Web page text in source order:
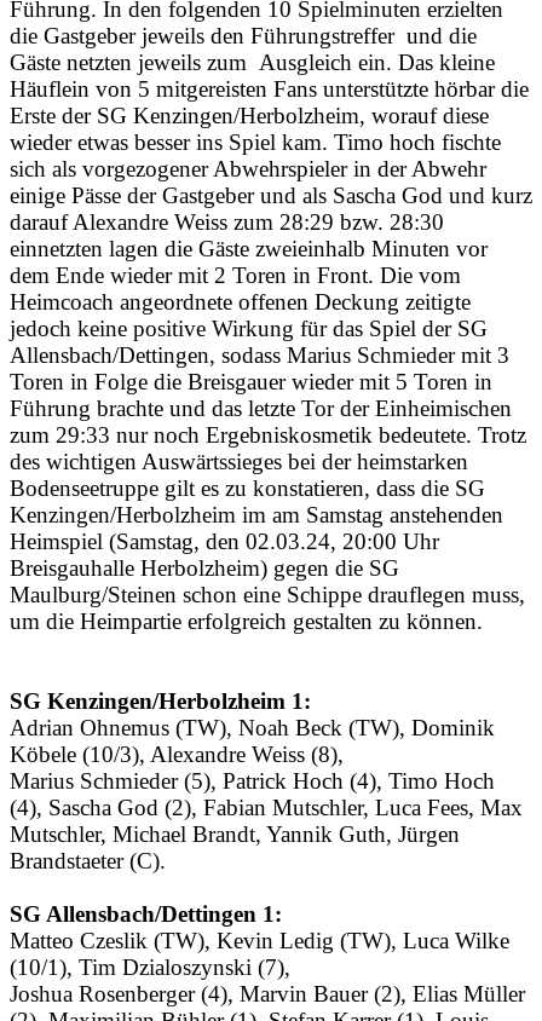
Führung. In den folgenden 10 Spielminuten erzielten
die Gastgeber jeweils den Führungstreffer und die
Gäste netzten jeweils zum Ausgleich ein. Das kleine
Häuflein von 5 mitgereisten Fans unterstützte hörbar die
Erste der SG Kenzingen/Herbolzheim, worauf diese
wieder etwas besser ins Spiel kam. Timo hoch fischte
sich als vorgezogener Abwehrspieler in der Abwehr
einige Pässe der Gastgeber und als Sascha God und kurz
darauf Alexandre Weiss zum 28:29 bzw. 28:30
einnetzten lagen die Gäste zweieinhalb Minuten vor
dem Ende wieder mit 2 Toren in Front. Die vom
Heimcoach angeordnete offenen Deckung zeitigte
jedoch keine positive Wirkung für das Spiel der SG
Allensbach/Dettingen, sodass Marius Schmieder mit 3
Toren in Folge die Breisgauer wieder mit 5 Toren in
Führung brachte und das letzte Tor der Einheimischen
zum 29:33 nur noch Ergebniskosmetik bedeutete. Trotz
des wichtigen Auswärtssieges bei der heimstarken
Bodenseetruppe gilt es zu konstatieren, dass die SG
Kenzingen/Herbolzheim im am Samstag anstehenden
Heimspiel (Samstag, den 02.03.24, 20:00 Uhr
Breisgauhalle Herbolzheim) gegen die SG
Maulburg/Steinen schon eine Schippe drauflegen muss,
um die Heimpartie erfolgreich gestalten zu können.
SG Kenzingen/Herbolzheim 1:
Adrian Ohnemus (TW), Noah Beck (TW), Dominik
Köbele (10/3), Alexandre Weiss (8),
Marius Schmieder (5), Patrick Hoch (4), Timo Hoch
(4), Sascha God (2), Fabian Mutschler, Luca Fees, Max
Mutschler, Michael Brandt, Yannik Guth, Jürgen
Brandstaeter (C).
SG Allensbach/Dettingen 1:
Matteo Czeslik (TW), Kevin Ledig (TW), Luca Wilke
(10/1), Tim Dzialoszynski (7),
Joshua Rosenberger (4), Marvin Bauer (2), Elias Müller